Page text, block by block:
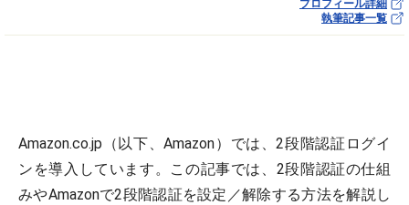
プロフィール詳細
執筆記事一覧
Amazon.co.jp（以下、Amazon）では、2段階認証ログイ
ンを導入しています。この記事では、2段階認証の仕組
みやAmazonで2段階認証を設定／解除する方法を解説し